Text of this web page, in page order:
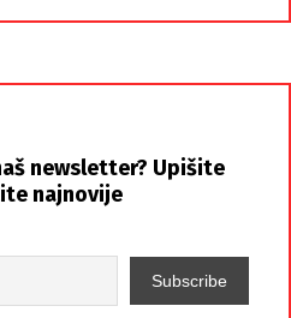
newsletter? Upišite
najnovije